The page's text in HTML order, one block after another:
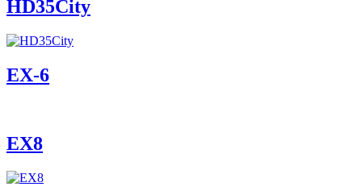
HD35City
ЕХ-6
EX8